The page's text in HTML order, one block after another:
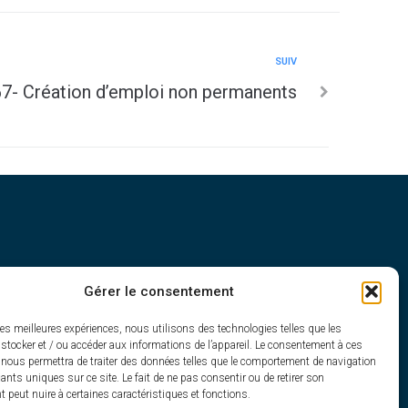
Gérer le consentement
meilleures expériences, nous utilisons des technologies telles que les
et / ou accéder aux informations de l’appareil. Le consentement à ces
permettra de traiter des données telles que le comportement de navigation
uniques sur ce site. Le fait de ne pas consentir ou de retirer son
peut nuire à certaines caractéristiques et fonctions.
SUIV
Création d’emploi non permanents